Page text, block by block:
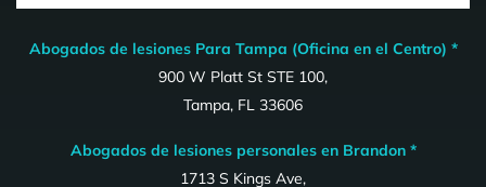
Abogados de lesiones Para Tampa (Oficina en el Centro) *
900 W Platt St STE 100,
Tampa, FL 33606
Abogados de lesiones personales en Brandon *
1713 S Kings Ave,